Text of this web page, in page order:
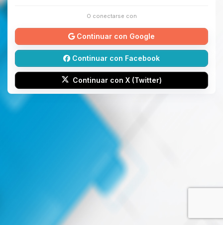
O conectarse con
Continuar con Google
Continuar con Facebook
Continuar con X (Twitter)